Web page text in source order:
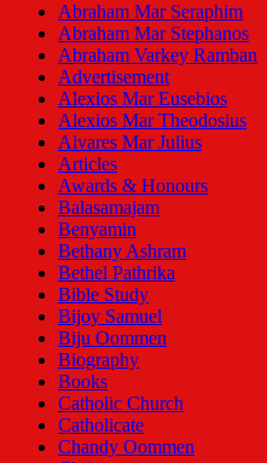
Abraham Mar Seraphim
Abraham Mar Stephanos
Abraham Varkey Ramban
Advertisement
Alexios Mar Eusebios
Alexios Mar Theodosius
Alvares Mar Julius
Articles
Awards & Honours
Balasamajam
Benyamin
Bethany Ashram
Bethel Pathrika
Bible Study
Bijoy Samuel
Biju Oommen
Biography
Books
Catholic Church
Catholicate
Chandy Oommen